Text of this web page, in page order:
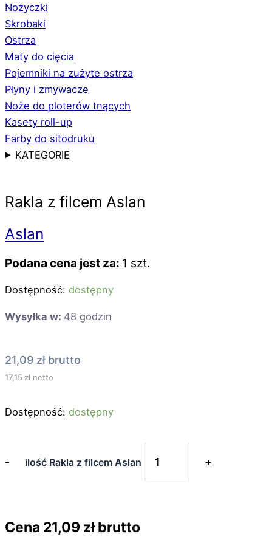
Nożyczki
Skrobaki
Ostrza
Maty do cięcia
Pojemniki na zużyte ostrza
Płyny i zmywacze
Noże do ploterów tnących
Kasety roll-up
Farby do sitodruku
KATEGORIE
Rakla z filcem Aslan
Aslan
Podana cena jest za: 1 szt.
Dostępność: dostępny
Wysyłka w: 48 godzin
21,09 złbrutto
17,15 złnetto
Dostępność: dostępny
- ilość Rakla z filcem Aslan +
Cena 21,09 zł brutto